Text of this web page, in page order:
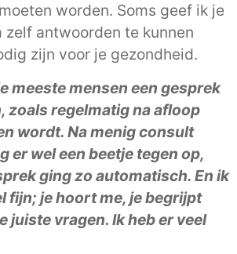
worden. Soms geef ik je
zelf antwoorden te kunnen
zijn voor je gezondheid.
meeste mensen een gesprek
zoals regelmatig na afloop
wordt. Na menig consult
er wel een beetje tegen op,
ging zo automatisch. En ik
fijn; je hoort me, je begrijpt
juiste vragen. Ik heb er veel